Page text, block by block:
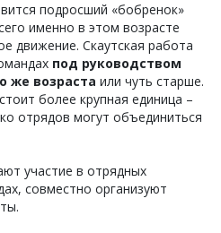
подросший «бобренок»
именно в этом возрасте
движение. Скаутская работа
под руководством
же возраста или чуть старше.
более крупная единица –
отрядов могут объединиться
участие в отрядных
совместно организуют